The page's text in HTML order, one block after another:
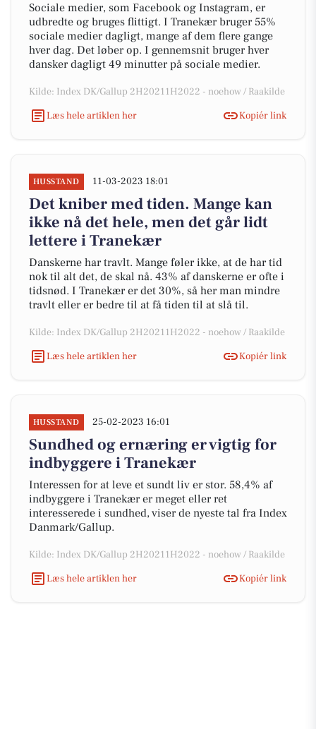
Sociale medier, som Facebook og Instagram, er
udbredte og bruges flittigt. I Tranekær bruger 55%
sociale medier dagligt, mange af dem flere gange
hver dag. Det løber op. I gennemsnit bruger hver
dansker dagligt 49 minutter på sociale medier.
Kilde: Index DK/Gallup 2H20211H2022 - noehow / Raakilde
Læs hele artiklen her
Kopiér link
HUSSTAND 11-03-2023 18:01
Det kniber med tiden. Mange kan
ikke nå det hele, men det går lidt
lettere i Tranekær
Danskerne har travlt. Mange føler ikke, at de har tid
nok til alt det, de skal nå. 43% af danskerne er ofte i
tidsnød. I Tranekær er det 30%, så her man mindre
travlt eller er bedre til at få tiden til at slå til.
Kilde: Index DK/Gallup 2H20211H2022 - noehow / Raakilde
Læs hele artiklen her
Kopiér link
HUSSTAND 25-02-2023 16:01
Sundhed og ernæring er vigtig for
indbyggere i Tranekær
Interessen for at leve et sundt liv er stor. 58,4% af
indbyggere i Tranekær er meget eller ret
interesserede i sundhed, viser de nyeste tal fra Index
Danmark/Gallup.
Kilde: Index DK/Gallup 2H20211H2022 - noehow / Raakilde
Læs hele artiklen her
Kopiér link